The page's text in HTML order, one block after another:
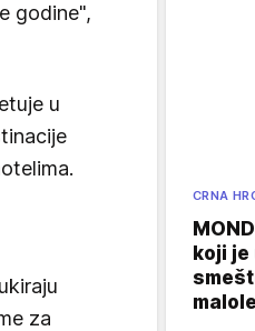
godine",
u
za
CRNA
koji je